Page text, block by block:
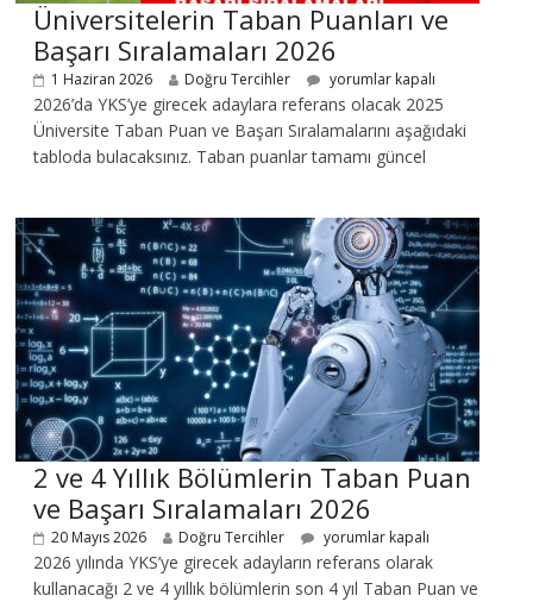
Üniversitelerin Taban Puanları ve
Başarı Sıralamaları 2026
1 Haziran 2026 Doğru Tercihler yorumlar kapalı
2026’da YKS’ye girecek adaylara referans olacak 2025
Üniversite Taban Puan ve Başarı Sıralamalarını aşağıdaki
tabloda bulacaksınız. Taban puanlar tamamı güncel
2 ve 4 Yıllık Bölümlerin Taban Puan
ve Başarı Sıralamaları 2026
20 Mayıs 2026 Doğru Tercihler yorumlar kapalı
2026 yılında YKS’ye girecek adayların referans olarak
kullanacağı 2 ve 4 yıllık bölümlerin son 4 yıl Taban Puan ve